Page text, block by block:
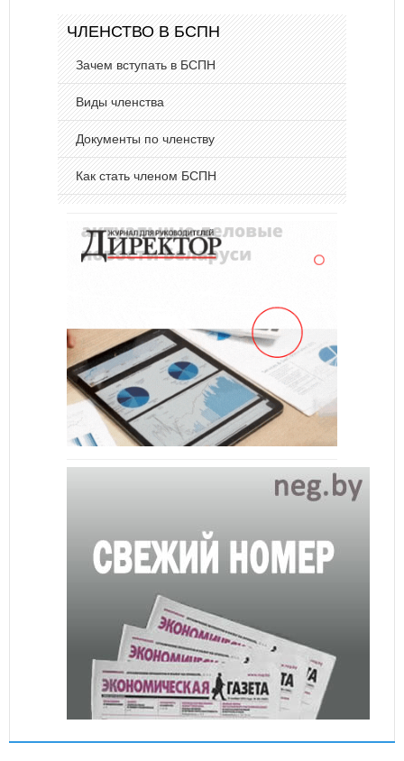
ЧЛЕНСТВО В БСПН
Зачем вступать в БСПН
Виды членства
Документы по членству
Как стать членом БСПН